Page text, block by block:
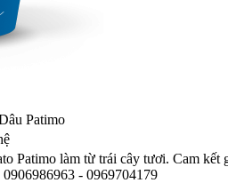
Patimo
Patimo làm từ trái cây tươi. Cam
- 0969704179